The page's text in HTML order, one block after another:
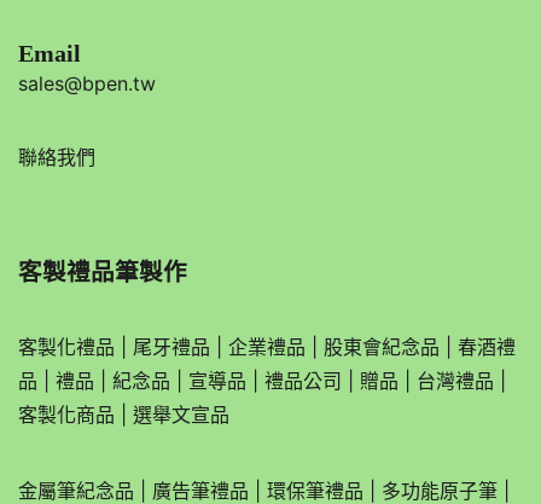
Email
sales@bpen.tw
聯絡我們
客製禮品筆製作
客製化禮品 尾牙禮品 企業禮品 股東會紀念品
春酒禮
品
禮品 紀念品 宣導品 禮品公司 贈品 台灣禮品
客製化商品
選舉文宣品
金屬筆紀念品 廣告筆禮品 環保筆禮品 多功能原子筆